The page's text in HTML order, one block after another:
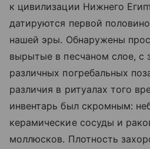
к цивилизации Нижнего
датируются первой
нашей эры. Обнаружены
вырытые в песчаном слое, с
различных погребальных
различия в ритуалах того
инвентарь был скромным:
керамические сосуды и
моллюсков. Плотность